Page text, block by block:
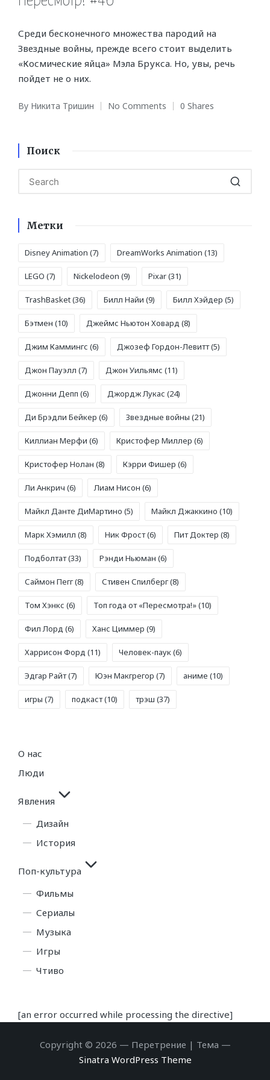
Среди бесконечного множества пародий на
Звездные войны, прежде всего стоит выделить
«Космические яйца» Мэла Брукса. Но, увы, речь
пойдет не о них.
Posted
By Никита Тришин No Comments 0 Shares
Поиск
Метки
Disney Animation (7) DreamWorks Animation (13)
LEGO (7) Nickelodeon (9) Pixar(31)
TrashBasket(36) Билл Найи (9) Билл Хэйдер (5)
Бэтмен (10) Джеймс Ньютон Ховард (8)
Джим Каммингс (6) Джозеф Гордон-Левитт(5)
Джон Пауэлл (7) Джон Уильямс (11)
Джонни Депп (6) Джордж Лукас (24)
Ди Брэдли Бейкер (6) Звездные войны (21)
Киллиан Мерфи (6) Кристофер Миллер (6)
Кристофер Нолан (8) Кэрри Фишер (6)
Ли Анкрич (6) Лиам Нисон (6)
Майкл Данте ДиМартино (5) Майкл Джаккино (10)
Марк Хэмилл (8) Ник Фрост(6) Пит Доктер (8)
Подболтат(33) Рэнди Ньюман (6)
Саймон Пегг(8) Стивен Спилберг(8)
Том Хэнкс (6) Топ года от «Пересмотра!»(10)
Фил Лорд (6) Ханс Циммер (9)
Харрисон Форд (11) Человек-паук(6)
Эдгар Райт(7) Юэн Макгрегор (7) аниме (10)
игры (7) подкаст(10) трэш (37)
О нас
Люди
Явления
Дизайн
История
Поп-культура
Фильмы
Сериалы
Музыка
Игры
Чтиво
[an error occurred while processing the directive]
Copyright © 2026 — Перетрение | Тема —
Sinatra WordPress Theme